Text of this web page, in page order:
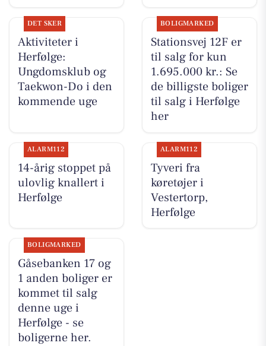
DET SKER
Aktiviteter i
Herfølge:
Ungdomsklub og
Taekwon-Do i den
kommende uge
BOLIGMARKED
Stationsvej 12F er
til salg for kun
1.695.000 kr.: Se
de billigste boliger
til salg i Herfølge
her
ALARM112
14-årig stoppet på
ulovlig knallert i
Herfølge
ALARM112
Tyveri fra
køretøjer i
Vestertorp,
Herfølge
BOLIGMARKED
Gåsebanken 17 og
1 anden boliger er
kommet til salg
denne uge i
Herfølge - se
boligerne her.